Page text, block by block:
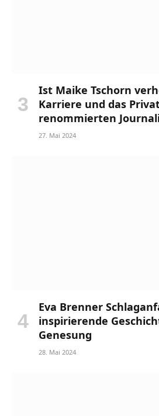
Ist Maike Tschorn
Karriere und das
renommierten
27. Mai 2024
Eva Brenner
inspirierende
Genesung
28. Mai 2024